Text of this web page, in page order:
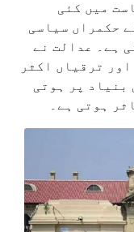
میں کئی
حکمراں سیاسی
ہے۔ عدالت نے
ترقیاں اکثر
بنیاد پر ہوتی
ہوتی ہے۔